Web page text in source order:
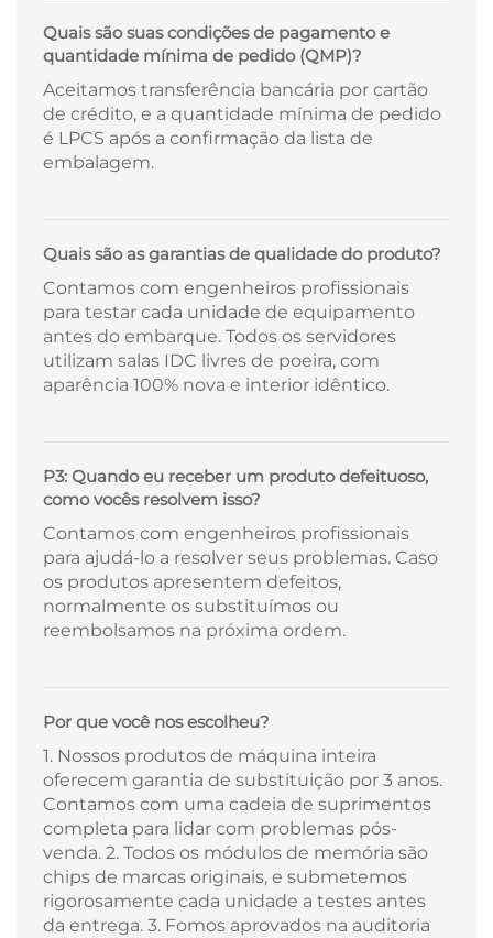
Quais são suas condições de pagamento e
quantidade mínima de pedido (QMP)?
Aceitamos transferência bancária por cartão
de crédito, e a quantidade mínima de pedido
é LPCS após a confirmação da lista de
embalagem.
Quais são as garantias de qualidade do produto?
Contamos com engenheiros profissionais
para testar cada unidade de equipamento
antes do embarque. Todos os servidores
utilizam salas IDC livres de poeira, com
aparência 100% nova e interior idêntico.
P3: Quando eu receber um produto defeituoso,
como vocês resolvem isso?
Contamos com engenheiros profissionais
para ajudá-lo a resolver seus problemas. Caso
os produtos apresentem defeitos,
normalmente os substituímos ou
reembolsamos na próxima ordem.
Por que você nos escolheu?
1. Nossos produtos de máquina inteira
oferecem garantia de substituição por 3 anos.
Contamos com uma cadeia de suprimentos
completa para lidar com problemas pós-
venda. 2. Todos os módulos de memória são
chips de marcas originais, e submetemos
rigorosamente cada unidade a testes antes
da entrega. 3. Fomos aprovados na auditoria